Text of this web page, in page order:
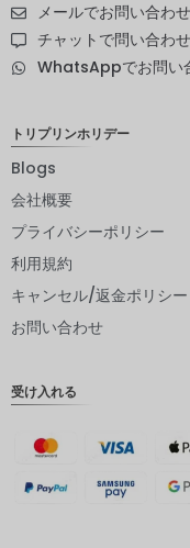
メールでお問い合わせ
チャットで問い合わ
WhatsAppでお問い
トリプリンホリデー
Blogs
会社概要
プライバシーポリシー
利用規約
キャンセル/返金ポリシー
お問い合わせ
受け入れる